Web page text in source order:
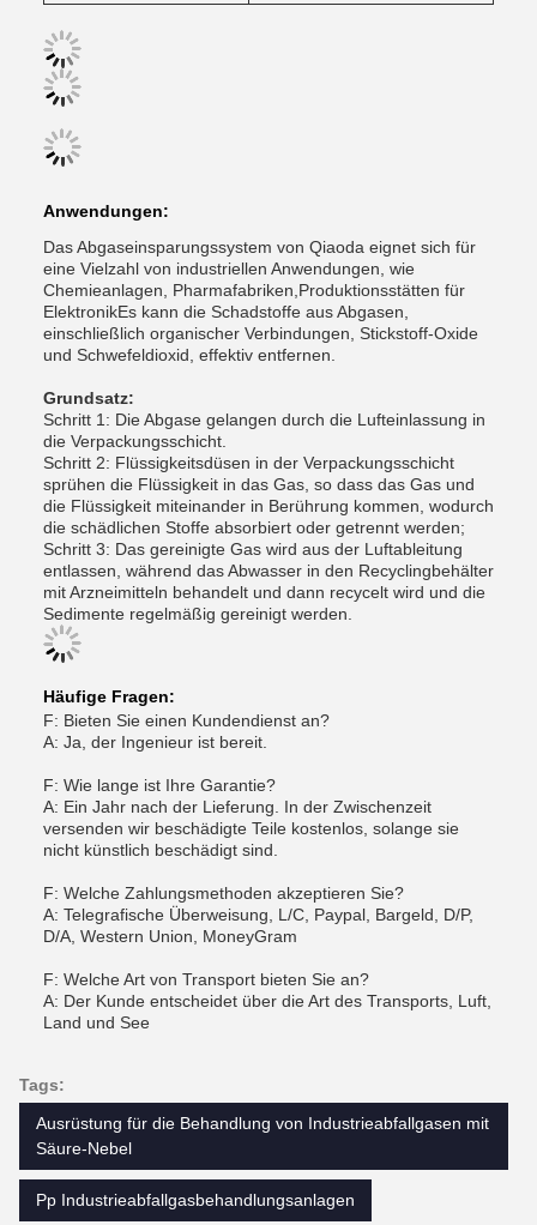
Anwendungen:
Das Abgaseinsparungssystem von Qiaoda eignet sich für
eine Vielzahl von industriellen Anwendungen, wie
Chemieanlagen, Pharmafabriken,Produktionsstätten für
ElektronikEs kann die Schadstoffe aus Abgasen,
einschließlich organischer Verbindungen, Stickstoff-Oxide
und Schwefeldioxid, effektiv entfernen.
Grundsatz:
Schritt 1: Die Abgase gelangen durch die Lufteinlassung in
die Verpackungsschicht.
Schritt 2: Flüssigkeitsdüsen in der Verpackungsschicht
sprühen die Flüssigkeit in das Gas, so dass das Gas und
die Flüssigkeit miteinander in Berührung kommen, wodurch
die schädlichen Stoffe absorbiert oder getrennt werden;
Schritt 3: Das gereinigte Gas wird aus der Luftableitung
entlassen, während das Abwasser in den Recyclingbehälter
mit Arzneimitteln behandelt und dann recycelt wird und die
Sedimente regelmäßig gereinigt werden.
Häufige Fragen:
F: Bieten Sie einen Kundendienst an?
A: Ja, der Ingenieur ist bereit.
F: Wie lange ist Ihre Garantie?
A: Ein Jahr nach der Lieferung. In der Zwischenzeit
versenden wir beschädigte Teile kostenlos, solange sie
nicht künstlich beschädigt sind.
F: Welche Zahlungsmethoden akzeptieren Sie?
A: Telegrafische Überweisung, L/C, Paypal, Bargeld, D/P,
D/A, Western Union, MoneyGram
F: Welche Art von Transport bieten Sie an?
A: Der Kunde entscheidet über die Art des Transports, Luft,
Land und See
Tags:
Ausrüstung für die Behandlung von Industrieabfallgasen mit
Säure-Nebel
Pp Industrieabfallgasbehandlungsanlagen